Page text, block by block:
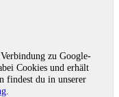
zu Google-
Cookies und erhält
findest du in unserer